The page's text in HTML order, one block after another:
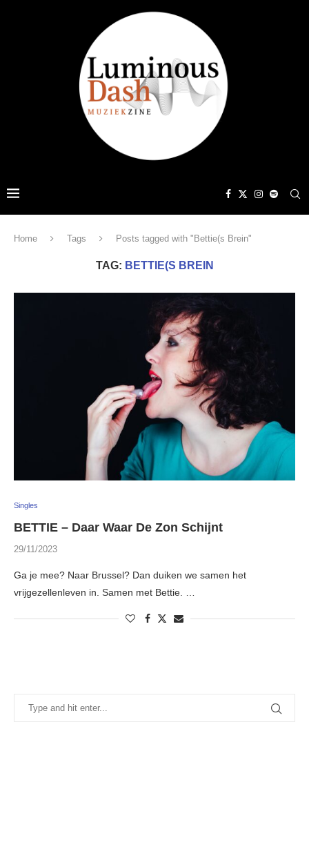
Home Tags Posts tagged with "Bettie(s Brein"
TAG: BETTIE(S BREIN
Singles
BETTIE – Daar Waar De Zon Schijnt
29/11/2023
Ga je mee? Naar Brussel? Dan duiken we samen het
vrijgezellenleven in. Samen met Bettie. …